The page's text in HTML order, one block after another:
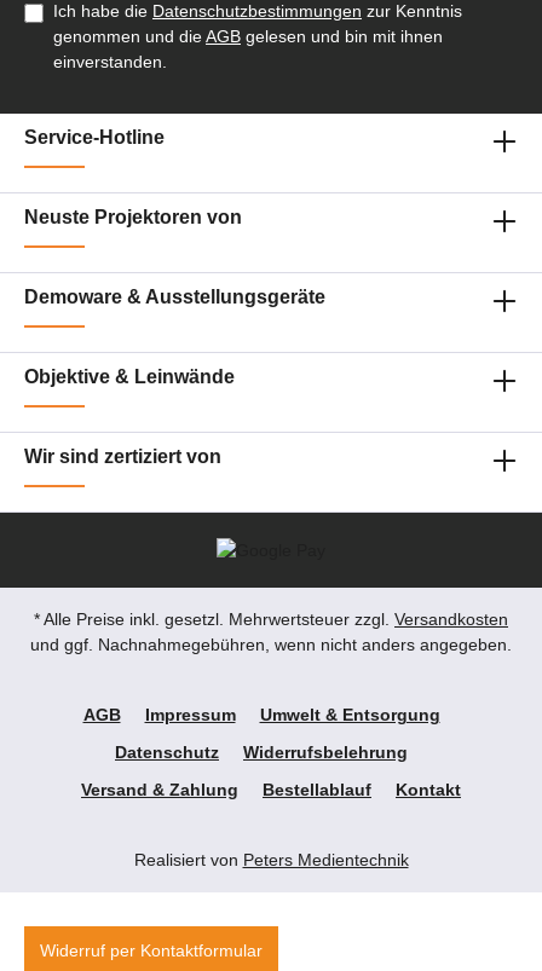
Ich habe die Datenschutzbestimmungen zur Kenntnis
genommen und dieAGB gelesen und bin mit ihnen
einverstanden.
Service-Hotline
Neuste Projektoren von
Demoware & Ausstellungsgeräte
Objektive & Leinwände
Wir sind zertiziert von
* Alle Preise inkl. gesetzl. Mehrwertsteuer zzgl. Versandkosten
und ggf. Nachnahmegebühren, wenn nicht anders angegeben.
AGB Impressum
Umwelt & Entsorgung
Datenschutz
Widerrufsbelehrung
Versand & Zahlung
Bestellablauf Kontakt
Realisiert von Peters Medientechnik
Widerruf per Kontaktformular